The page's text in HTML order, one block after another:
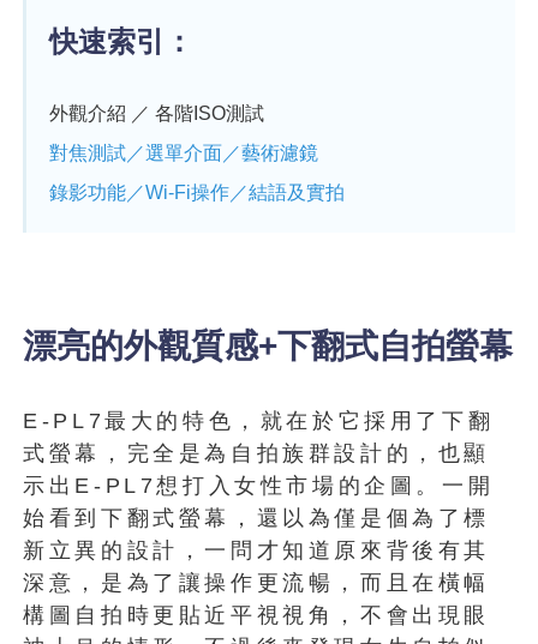
快速索引：
外觀介紹 ／ 各階ISO測試
對焦測試／選單介面／藝術濾鏡
錄影功能／Wi-Fi操作／結語及實拍
漂亮的外觀質感+下翻式自拍螢幕
E-PL7最大的特色，就在於它採用了下翻
式螢幕，完全是為自拍族群設計的，也顯
示出E-PL7想打入女性市場的企圖。一開
始看到下翻式螢幕，還以為僅是個為了標
新立異的設計，一問才知道原來背後有其
深意，是為了讓操作更流暢，而且在橫幅
構圖自拍時更貼近平視視角，不會出現眼